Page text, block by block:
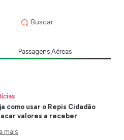
Passagens Aéreas
como usar o Repis Cidadão
valores a receber
mais